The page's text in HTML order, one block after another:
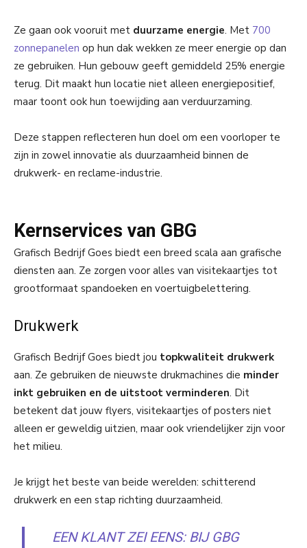
Ze gaan ook vooruit met duurzame energie. Met 700
zonnepanelen op hun dak wekken ze meer energie op dan
ze gebruiken. Hun gebouw geeft gemiddeld 25% energie
terug. Dit maakt hun locatie niet alleen energiepositief,
maar toont ook hun toewijding aan verduurzaming.
Deze stappen reflecteren hun doel om een voorloper te
zijn in zowel innovatie als duurzaamheid binnen de
drukwerk- en reclame-industrie.
Kernservices van GBG
Grafisch Bedrijf Goes biedt een breed scala aan grafische
diensten aan. Ze zorgen voor alles van visitekaartjes tot
grootformaat spandoeken en voertuigbelettering.
Drukwerk
Grafisch Bedrijf Goes biedt jou topkwaliteit drukwerk
aan. Ze gebruiken de nieuwste drukmachines die minder
inkt gebruiken en de uitstoot verminderen. Dit
betekent dat jouw flyers, visitekaartjes of posters niet
alleen er geweldig uitzien, maar ook vriendelijker zijn voor
het milieu.
Je krijgt het beste van beide werelden: schitterend
drukwerk en een stap richting duurzaamheid.
EEN KLANT ZEI EENS: BIJ GBG